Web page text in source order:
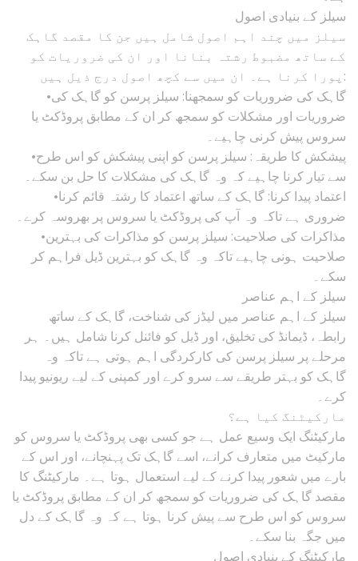
سیلز کے بنیادی اصول
سیلز میں چند اہم اصول شامل ہیں جن کا مقصد گاہک
کے ساتھ مضبوط رشتہ بنانا اور ان کی ضروریات کو
پورا کرنا ہے۔ ان میں سے کچھ اصول درج ذیل ہیں:
•گاہک کی ضروریات کو سمجھنا: سیلز پرسن کو گاہک کی
ضروریات اور مشکلات کو سمجھ کر ان کے مطابق پروڈکٹ یا
سروس پیش کرنی چاہیے۔
•پیشکش کا طریقہ: سیلز پرسن کو اپنی پیشکش کو اس طرح
سے تیار کرنا چاہیے کہ وہ گاہک کی مشکلات کا حل بن سکے۔
•اعتماد پیدا کرنا: گاہک کے ساتھ اعتماد کا رشتہ قائم کرنا
ضروری ہے تاکہ وہ آپ کی پروڈکٹ یا سروس پر بھروسہ کرے۔
•مذاکرات کی صلاحیت: سیلز پرسن کو مذاکرات کی بہترین
صلاحیت ہونی چاہیے تاکہ وہ گاہک کو بہترین ڈیل فراہم کر
سکے۔
سیلز کے اہم عناصر
سیلز کے اہم عناصر میں لیڈز کی شناخت، گاہک کے ساتھ
رابطہ، ڈیمانڈ کی تخلیق، اور ڈیل کو فائنل کرنا شامل ہیں۔ ہر
مرحلے پر سیلز پرسن کی کارکردگی اہم ہوتی ہے تاکہ وہ
گاہک کو بہتر طریقے سے سرو کرے اور کمپنی کے لیے ریونیو پیدا
کرے۔
مارکیٹنگ کیا ہے؟
مارکیٹنگ ایک وسیع عمل ہے جو کسی بھی پروڈکٹ یا سروس کو
مارکیٹ میں متعارف کرانے، اسے گاہک تک پہنچانے، اور اس کے
بارے میں شعور پیدا کرنے کے لیے استعمال ہوتا ہے۔ مارکیٹنگ کا
مقصد گاہک کی ضروریات کو سمجھ کر ان کے مطابق پروڈکٹ یا
سروس کو اس طرح سے پیش کرنا ہوتا ہے کہ وہ گاہک کے دل
میں جگہ بنا سکے۔
مارکیٹنگ کے بنیادی اصول